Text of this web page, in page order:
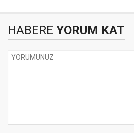
HABERE YORUM KAT